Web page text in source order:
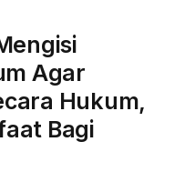
Agar
Hukum,
Bagi